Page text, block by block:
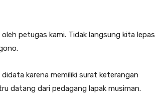
petugas kami. Tidak langsung kita lepas
karena memiliki surat keterangan
datang dari pedagang lapak musiman.